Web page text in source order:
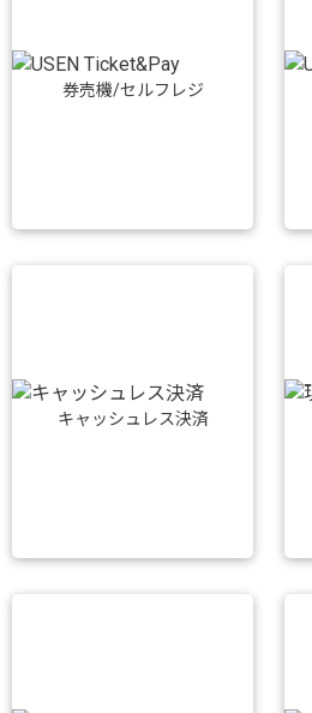
券売機/セルフレジ
キャッシュレス決済